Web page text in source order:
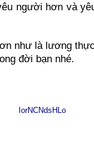
người hơn và
như là lương
đời bạn nhé.
IorNCNdsHLo